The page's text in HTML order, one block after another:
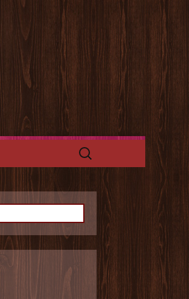
「ケバ
の二号店。
検